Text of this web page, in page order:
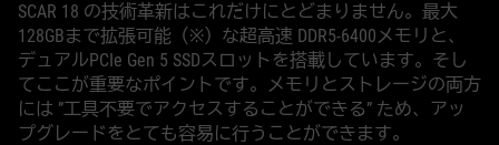
SCAR 18 の技術革新はこれだけにとどまりません。最大
128GBまで拡張可能（※）な超高速 DDR5-6400メモリと、
デュアルPCIe Gen 5 SSDスロットを搭載しています。そし
てここが重要なポイントです。メモリとストレージの両方
には ”工具不要でアクセスすることができる” ため、アッ
プグレードをとても容易に行うことができます。